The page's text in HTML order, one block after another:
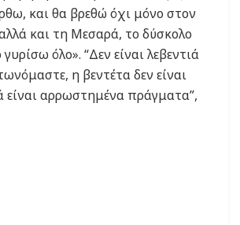
και θα βρεθώ όχι μόνο στον
και τη Μεσαρά, το δύσκολο
όλο». “Δεν είναι λεβεντιά
η βεντέτα δεν είναι
είναι αρρωστημένα πράγματα”,